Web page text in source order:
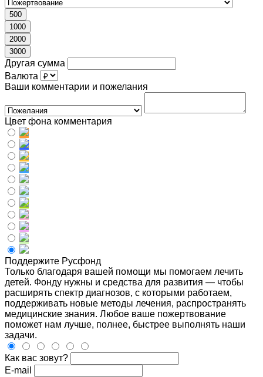
500
1000
2000
3000
Другая сумма
Валюта
Ваши комментарии и пожелания
Цвет фона комментария
Поддержите Русфонд
Только благодаря вашей помощи мы помогаем лечить
детей. Фонду нужны и средства для развития — чтобы
расширять спектр диагнозов, с которыми работаем,
поддерживать новые методы лечения, распространять
медицинские знания. Любое ваше пожертвование
поможет нам лучше, полнее, быстрее выполнять наши
задачи.
Как вас зовут?
E-mail